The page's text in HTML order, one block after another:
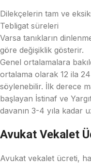
Dilekçelerin tam ve
Tebligat süreleri
Varsa tanıkların
göre değişiklik gösterir.
Genel ortalamalara
ortalama olarak 12 ila 24
söylenebilir. İlk derece
başlayan İstinaf ve
davanın 3-4 yıla kadar
Avukat Vekalet
Avukat vekalet ücreti,